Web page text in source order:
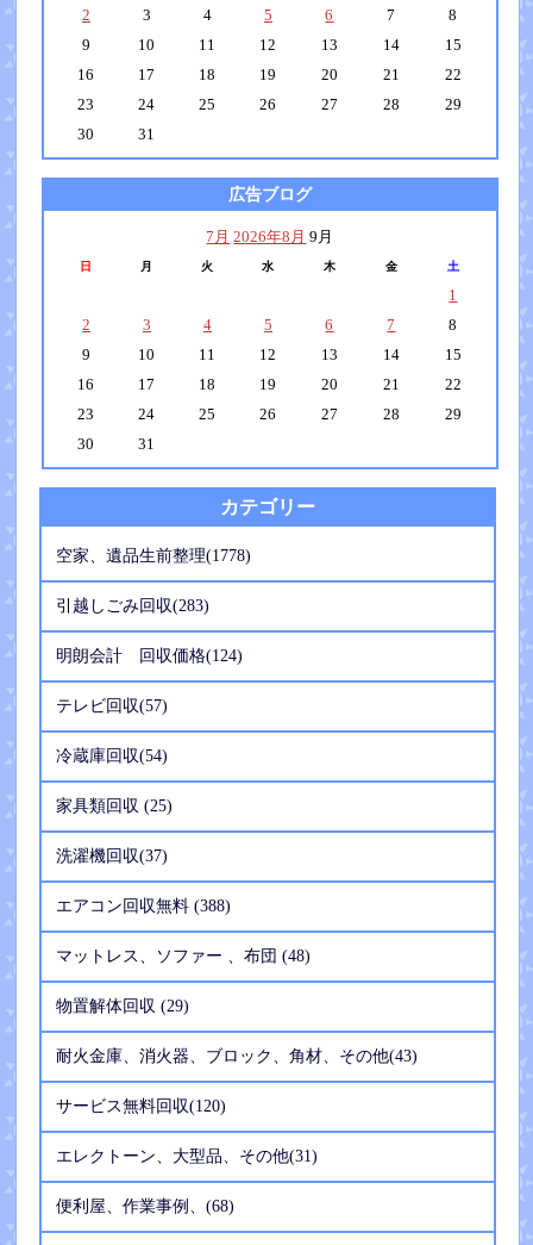
2
3 4 5 6 7
8
9
10 11 12 13 14
15
16
17 18 19 20 21
22
23
24 25 26 27 28
29
30
31
広告ブログ
7月 2026年8月 9月
日 月 火 水 木 金 土
1
2
3 4 5 6 7
8
9
10 11 12 13 14
15
16
17 18 19 20 21
22
23
24 25 26 27 28
29
30
31
カテゴリー
空家、遺品生前整理(1778)
引越しごみ回収(283)
明朗会計 回収価格(124)
テレビ回収(57)
冷蔵庫回収(54)
家具類回収 (25)
洗濯機回収(37)
エアコン回収無料 (388)
マットレス、ソファー 、布団 (48)
物置解体回収 (29)
耐火金庫、消火器、ブロック、角材、その他(43)
サービス無料回収(120)
エレクトーン、大型品、その他(31)
便利屋、作業事例、(68)